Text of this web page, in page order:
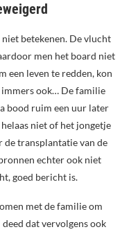
betekenen. De vlucht
men het board niet
een leven te redden, kon
ook… De familie
bood ruim een uur later
niet of het jongetje
transplantatie van de
echter ook niet
goed bericht is.
met de familie om
dat vervolgens ook